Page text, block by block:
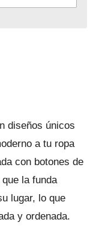
diseños únicos
a tu ropa
con botones de
la funda
lugar, lo que
y ordenada.